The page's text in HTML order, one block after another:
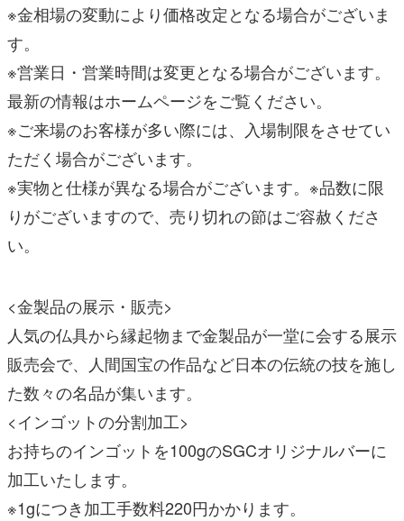
※金相場の変動により価格改定となる場合がございま
す。
※営業日・営業時間は変更となる場合がございます。
最新の情報はホームページをご覧ください。
※ご来場のお客様が多い際には、入場制限をさせてい
ただく場合がございます。
※実物と仕様が異なる場合がございます。※品数に限
りがございますので、売り切れの節はご容赦くださ
い。
<金製品の展示・販売>
人気の仏具から縁起物まで金製品が一堂に会する展示
販売会で、人間国宝の作品など日本の伝統の技を施し
た数々の名品が集います。
<インゴットの分割加工>
お持ちのインゴットを100gのSGCオリジナルバーに
加工いたします。
※1gにつき加工手数料220円かかります。